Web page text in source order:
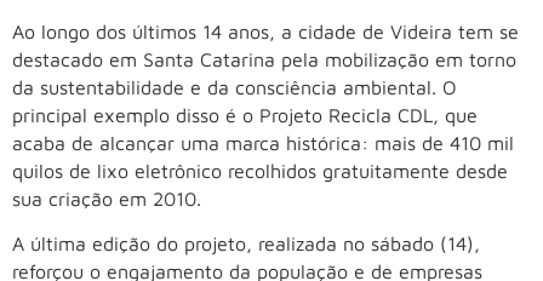
Ao longo dos últimos 14 anos, a cidade de Videira tem se
destacado em Santa Catarina pela mobilização em torno
da sustentabilidade e da consciência ambiental. O
principal exemplo disso é o Projeto Recicla CDL, que
acaba de alcançar uma marca histórica: mais de 410 mil
quilos de lixo eletrônico recolhidos gratuitamente desde
sua criação em 2010.
A última edição do projeto, realizada no sábado (14),
reforçou o engajamento da população e de empresas